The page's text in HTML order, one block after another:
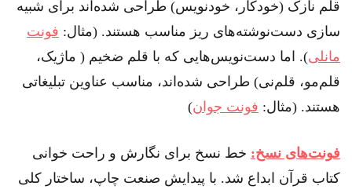
قلم نازک (خودکار، خودنویس) طراحی شده‌اند برای شبیه
سازی دست‌نوشته‌های ریز مناسب هستند. (مثال: فونت
مانلی). اما دست‌نویس‌هایی که با قلم ضخیم ( ماژیک،
قلم‌مو، قلم‌نی) طراحی شده‌اند، مناسب عناوین تبلیغاتی
هستند. (مثال: فونت جوان)
فونت‌های نسخ: خط نسخ برای نگارش و راحت خوانی
کتاب قرآن ابداع شد. با پیدایش صنعت چاپ، ساختار کلی